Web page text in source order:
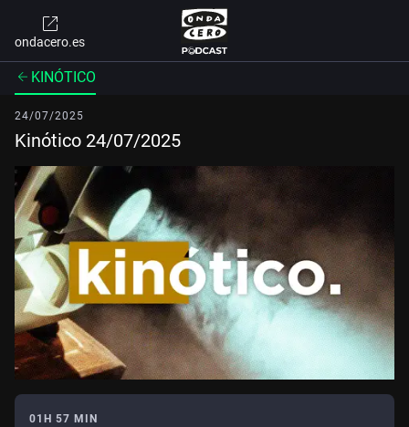
ondacero.es
KINÓTICO
24/07/2025
Kinótico 24/07/2025
01H 57 MIN